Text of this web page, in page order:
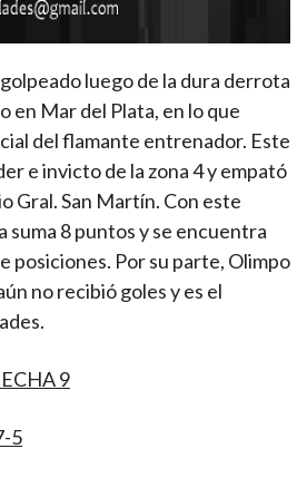
luego de la dura derrota
en Mar del Plata, en lo que
del flamante entrenador. Este
e invicto de la zona 4 y empató
Gral. San Martín. Con este
suma 8 puntos y se encuentra
posiciones. Por su parte, Olimpo
no recibió goles y es el
9
5